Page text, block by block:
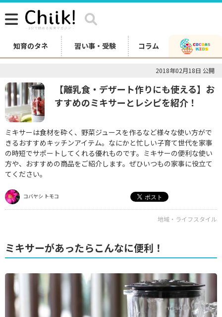
知育のタネ 習い事・受験 コラム
2018年02月18日 公開
【離乳食・デザート作りにも使える】お
すすめのミキサーとレシピを紹介！
ミキサーは食材を砕く、野菜ジュースを作るなど様々な使い方がで
きるおすすめキッチンアイテム。なにかと忙しい子育て世代を家事
の時短でサポートしてくれる優れものです。ミキサーの便利な使い
方や、おすすめの商品をご紹介します。ぜひいつもの家事に役立て
てください。
コバヤシ トモコ
地域・ライフスタイル
ミキサーがあったらこんなに便利！